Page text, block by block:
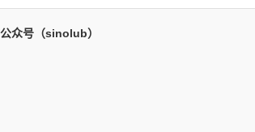
众号（sinolub）